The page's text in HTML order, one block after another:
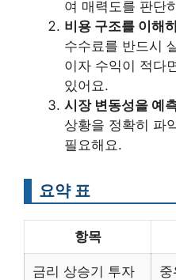
여 매력도를 판단
비용 구조를 이해
수수료를 반드시
이자 수익이 적다
있어요.
시장 변동성을 예
상황을 정확히 파
필요해요.
요약 표
항목
금리 상승기 투자